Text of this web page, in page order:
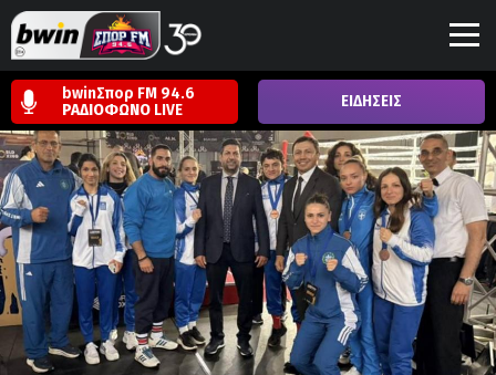
bwinΣπορ FM 94.6
ΡΑΔΙΟΦΩΝΟ LIVE ΕΙΔΗΣΕΙΣ